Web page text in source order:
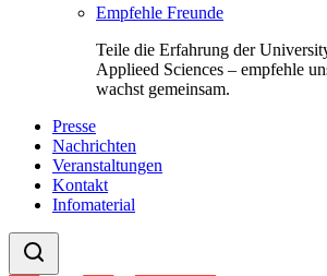
Empfehle Freunde
Teile die Erfahrung der
Applieed Sciences – empfehle
wachst gemeinsam.
Presse
Nachrichten
Veranstaltungen
Kontakt
Infomaterial